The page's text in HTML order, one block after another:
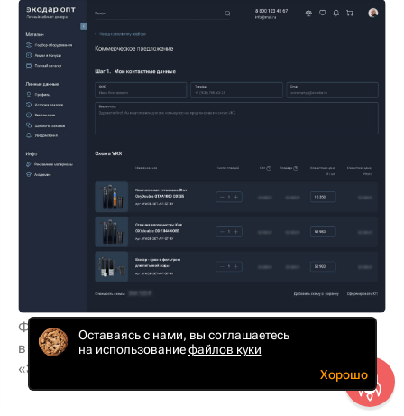
Формирование коммерческого предложения
в личном кабинете компании
«Экодар»
Оставаясь с нами, вы соглашаетесь
на использованиефайлов куки
Хорошо